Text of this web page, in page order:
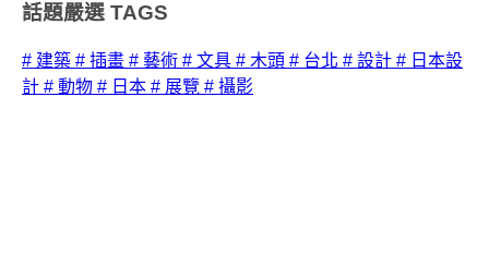
話題嚴選 TAGS
# 建築 # 插畫 # 藝術 # 文具 # 木頭 # 台北 # 設計 # 日本設
計 # 動物 # 日本 # 展覽 # 攝影